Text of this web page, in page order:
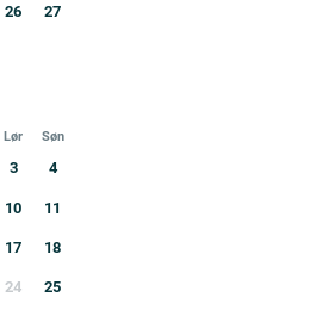
26 27
Lør Søn
3 4
10 11
17 18
24 25